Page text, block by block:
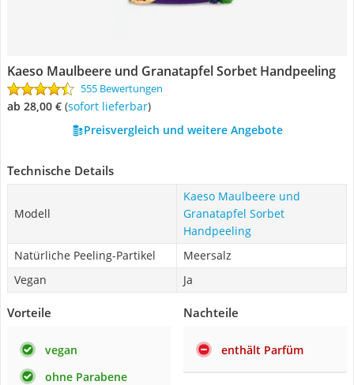
Kaeso Maulbeere und Granatapfel Sorbet Handpeeling
555 Bewertungen
ab 28,00 € ( Sofort lieferbar)
Preisvergleich und weitere Angebote
Technische Details
Modell
Kaeso Maulbeere und
Granatapfel Sorbet
Handpeeling
Natürliche Peeling-Partikel
Meersalz
Vegan
Ja
Vorteile
vegan
ohne Parabene
Nachteile
enthält Parfüm